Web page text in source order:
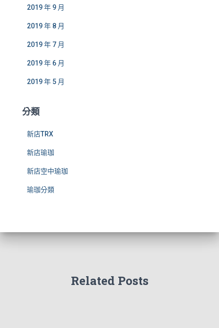
2019 年 9 月
2019 年 8 月
2019 年 7 月
2019 年 6 月
2019 年 5 月
分類
新店TRX
新店瑜珈
新店空中瑜珈
瑜珈分類
Related Posts